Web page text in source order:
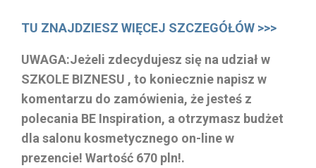
TU ZNAJDZIESZ WIĘCEJ SZCZEGÓŁÓW >>>
UWAGA:Jeżeli zdecydujesz się na udział w
SZKOLE BIZNESU , to koniecznie napisz w
komentarzu do zamówienia, że jesteś z
polecania BE Inspiration, a otrzymasz budżet
dla salonu kosmetycznego on-line w
prezencie! Wartość 670 pln!.